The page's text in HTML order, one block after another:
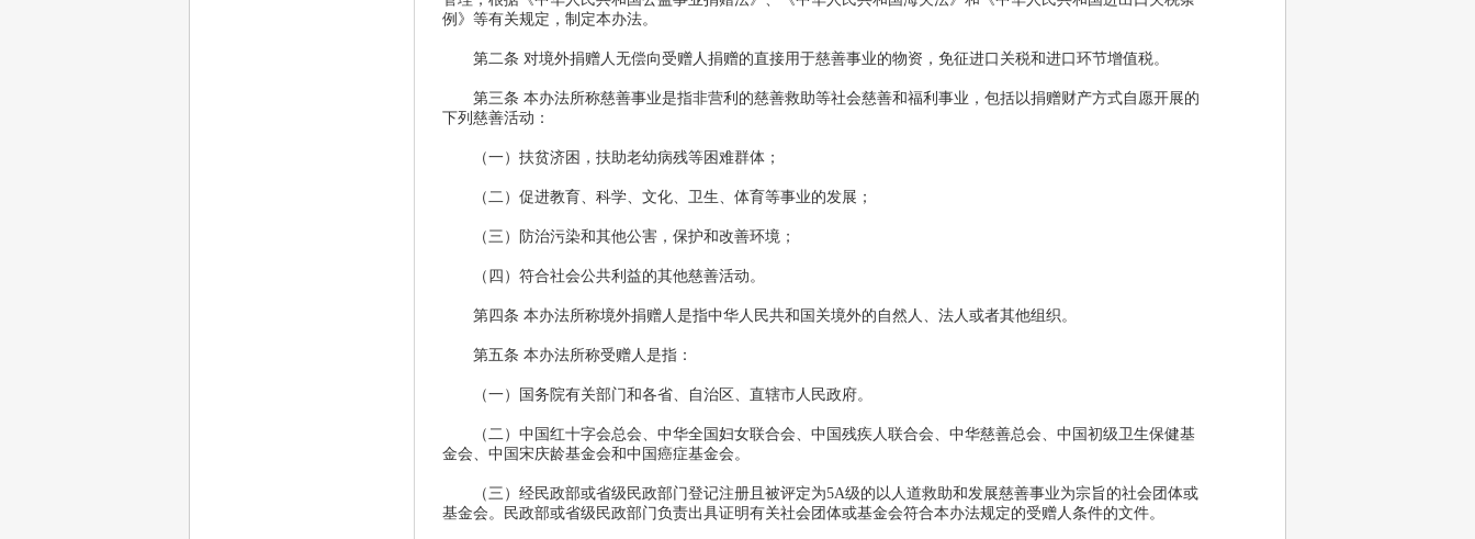
例》等有关规定，制定本办法。
第二条 对境外捐赠人无偿向受赠人捐赠的直接用于慈善事业的物资，免征进口关税和进口环节增值税。
第三条 本办法所称慈善事业是指非营利的慈善救助等社会慈善和福利事业，包括以捐赠财产方式自愿开展的
下列慈善活动：
（一）扶贫济困，扶助老幼病残等困难群体；
（二）促进教育、科学、文化、卫生、体育等事业的发展；
（三）防治污染和其他公害，保护和改善环境；
（四）符合社会公共利益的其他慈善活动。
第四条 本办法所称境外捐赠人是指中华人民共和国关境外的自然人、法人或者其他组织。
第五条 本办法所称受赠人是指：
（一）国务院有关部门和各省、自治区、直辖市人民政府。
（二）中国红十字会总会、中华全国妇女联合会、中国残疾人联合会、中华慈善总会、中国初级卫生保健基
金会、中国宋庆龄基金会和中国癌症基金会。
（三）经民政部或省级民政部门登记注册且被评定为5A级的以人道救助和发展慈善事业为宗旨的社会团体或
基金会。民政部或省级民政部门负责出具证明有关社会团体或基金会符合本办法规定的受赠人条件的文件。